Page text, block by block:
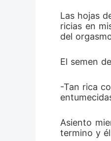
Las hojas
ricias en
del
El semen
-Tan rica
Asiento
termino y